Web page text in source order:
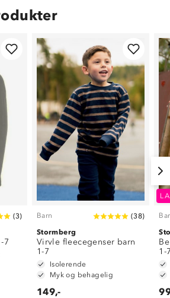
(3)
7
Barn (38)
Stormberg
Virvle fleecegenser barn
1-7
Isolerende
Myk og behagelig
149,-
1-